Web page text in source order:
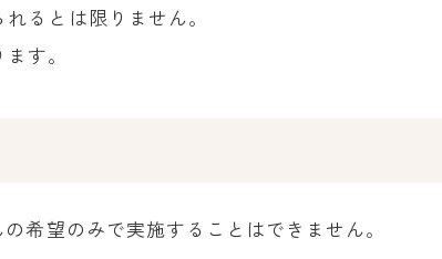
るとは限りません。
す。
希望のみで実施することはできません。